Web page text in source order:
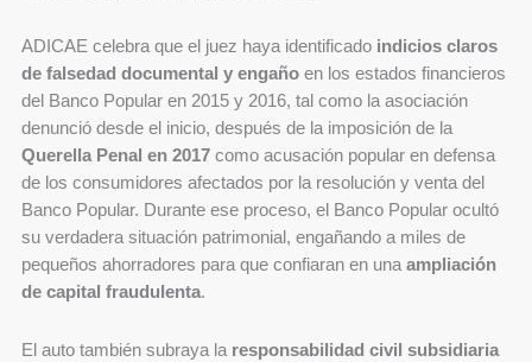
ADICAE celebra que el juez haya identificado indicios claros
de falsedad documental y engañoen los estados financieros
del Banco Popular en 2015 y 2016, tal como la asociación
denunció desde el inicio, después de la imposición de la
Querella Penal en 2017como acusación popular en defensa
de los consumidores afectados por la resolución y venta del
Banco Popular. Durante ese proceso, el Banco Popular ocultó
su verdadera situación patrimonial, engañando a miles de
pequeños ahorradores para que confiaran en una ampliación
de capital fraudulenta.
El auto también subraya la responsabilidad civil subsidiaria